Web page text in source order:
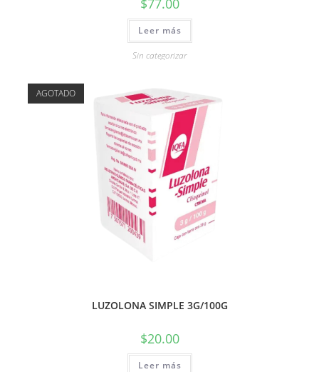
$77.00
Leer más
Sin categorizar
AGOTADO
LUZOLONA SIMPLE 3G/100G
$20.00
Leer más